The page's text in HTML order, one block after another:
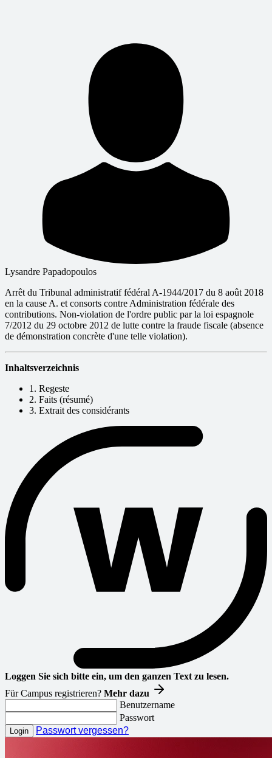
Lysandre Papadopoulos
Arrêt du Tribunal administratif fédéral A-1944/2017 du 8 août 2018
en la cause A. et consorts contre Administration fédérale des
contributions. Non-violation de l'ordre public par la loi espagnole
7/2012 du 29 octobre 2012 de lutte contre la fraude fiscale (absence
de démonstration concrète d'une telle violation).
Inhaltsverzeichnis
1. Regeste
2. Faits (résumé)
3. Extrait des considérants
Loggen Sie sich bitte ein, um den ganzen Text zu lesen.
Für Campus registrieren? Mehr dazu
Benutzername
Passwort
Passwort vergessen?